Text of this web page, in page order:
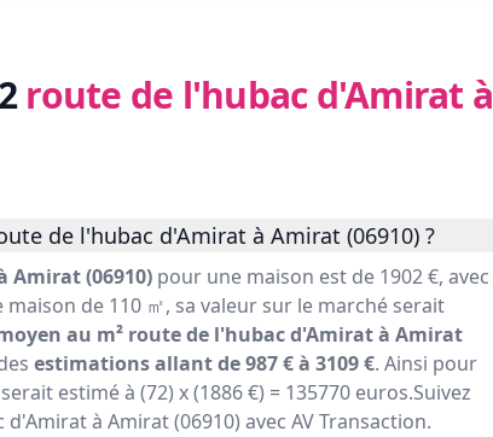
route de l'hubac d'Amirat à
de l'hubac d'Amirat à Amirat (06910) ?
Amirat (06910) pour une maison est de 1902 €, avec
maison de 110 ㎡, sa valeur sur le marché serait
au m² route de l'hubac d'Amirat à Amirat
estimations allant de 987 € à 3109 €. Ainsi pour
estimé à (72) x (1886 €) = 135770 euros.Suivez
à Amirat (06910) avec AV Transaction.